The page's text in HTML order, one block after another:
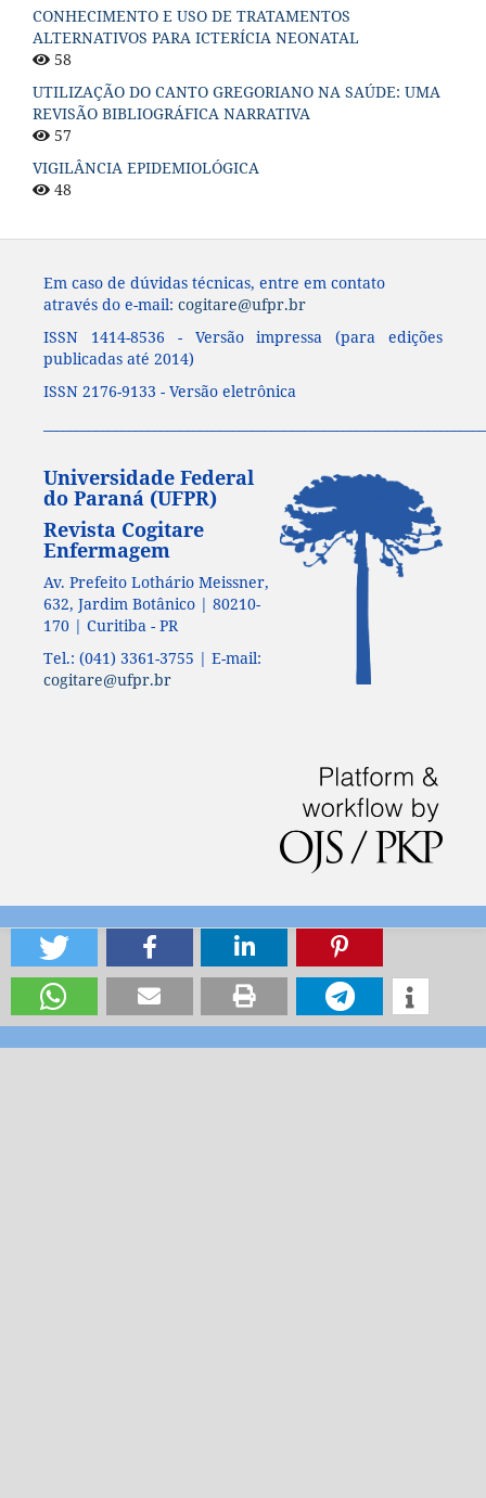
CONHECIMENTO E USO DE TRATAMENTOS
ALTERNATIVOS PARA ICTERÍCIA NEONATAL
58
UTILIZAÇÃO DO CANTO GREGORIANO NA SAÚDE: UMA
REVISÃO BIBLIOGRÁFICA NARRATIVA
57
VIGILÂNCIA EPIDEMIOLÓGICA
48
Em caso de dúvidas técnicas, entre em contato
através do e-mail: cogitare@ufpr.br
ISSN 1414-8536 - Versão impressa (para edições
publicadas até 2014)
ISSN 2176-9133 - Versão eletrônica
Universidade Federal
do Paraná (UFPR)
Revista Cogitare
Enfermagem
Av. Prefeito Lothário Meissner,
632, Jardim Botânico | 80210-
170 | Curitiba - PR
Tel.: (041) 3361-3755 | E-mail:
cogitare@ufpr.br